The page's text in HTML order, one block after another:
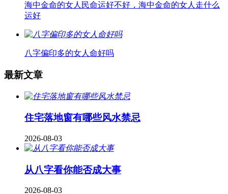
海中金命的女人民命运好不好，海中金命的女人走什么
运好
八字偏印多的女人命好吗
最新文章
住宅落地窗有哪些风水禁忌
2026-08-03
从八字看你能否成大事
2026-08-03